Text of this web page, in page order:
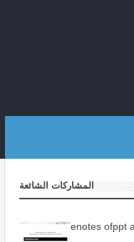
المشاركات الشائعة
enotes ofppt